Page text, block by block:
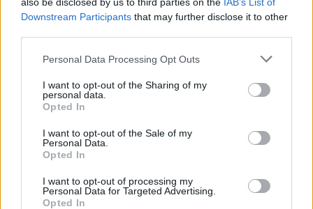
Downstream Participants that may further disclose it to other
Personal Data Processing Opt Outs
I want to opt-out of the Sharing of my
personal data.
Opted In
I want to opt-out of the Sale of my
Personal Data.
Opted In
I want to opt-out of processing my
Personal Data for Targeted Advertising.
Opted In
SOUVISEJÍCÍ ČLÁNKY
VÍCE OD AUTORA
Většina koupališť na Příbramsku nabízí
výborné podmínky. Horší voda je jen na
Zpravodajství
Příbram modernizuje parkovací automaty.